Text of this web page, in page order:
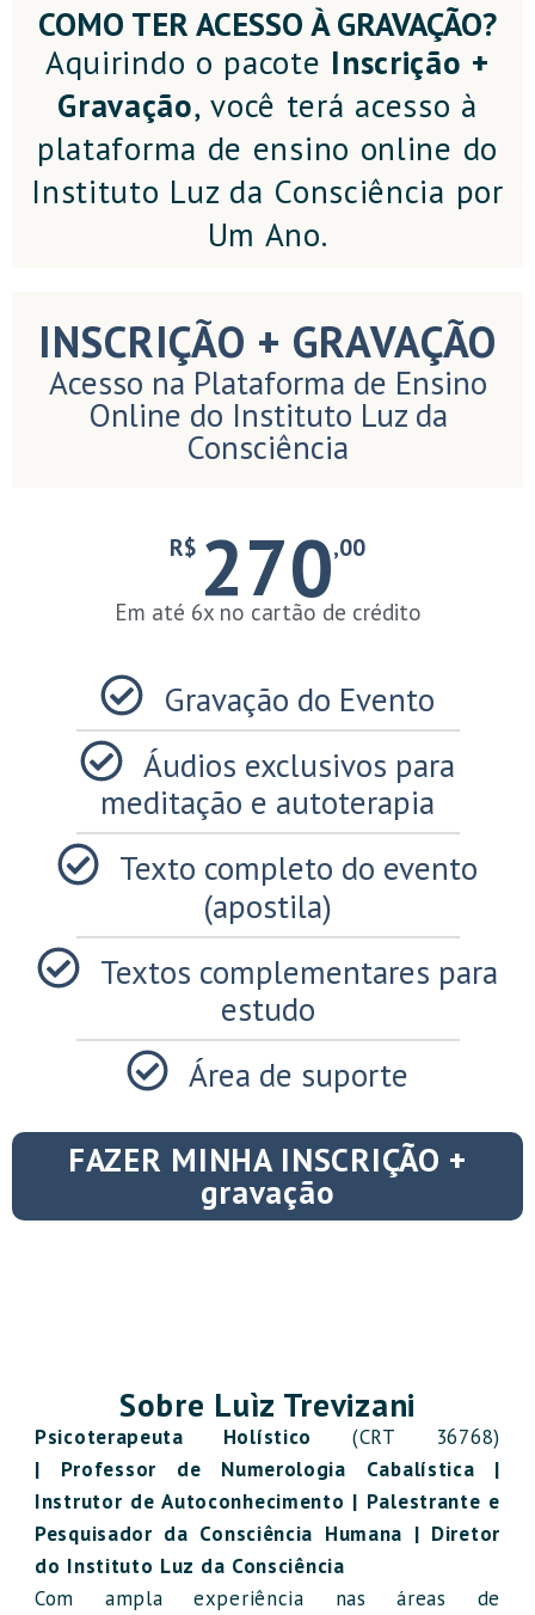
COMO TER ACESSO À GRAVAÇÃO?
Aquirindo o pacote Inscrição +
Gravação, você terá acesso à
plataforma de ensino online do
Instituto Luz da Consciência por
Um Ano.
INSCRIÇÃO + GRAVAÇÃO
Acesso na Plataforma de Ensino
Online do Instituto Luz da
Consciência
R$ 270,00
Em até 6x no cartão de crédito
Gravação do Evento
Áudios exclusivos para
meditação e autoterapia
Texto completo do evento
(apostila)
Textos complementares para
estudo
Área de suporte
FAZER MINHA INSCRIÇÃO +
gravação
Sobre Luìz Trevizani
Psicoterapeuta Holístico (CRT 36768)
| Professor de Numerologia Cabalística |
Instrutor de Autoconhecimento | Palestrante e
Pesquisador da Consciência Humana | Diretor
do Instituto Luz da Consciência
Com ampla experiência nas áreas de